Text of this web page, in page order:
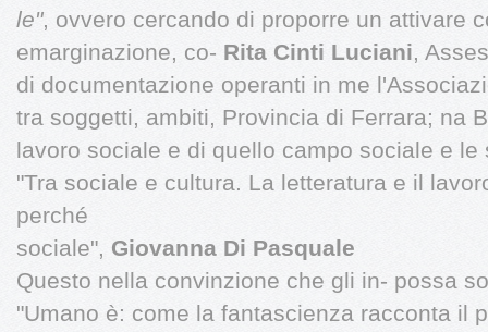
le", ovvero cercando di proporre un attivare
emarginazione, co- Rita Cinti Luciani,
di documentazione operanti in me
tra soggetti, ambiti, Provincia di Ferrara; na
lavoro sociale e di quello campo sociale e
"Tra sociale e cultura. La letteratura e il
perché
sociale", Giovanna Di Pasquale
Questo nella convinzione che gli in- possa
"Umano è: come la fantascienza racconta il